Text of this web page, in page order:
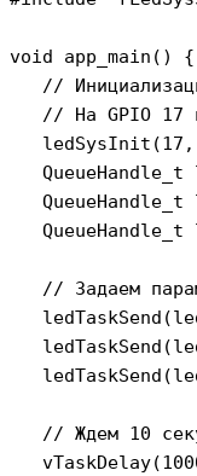
void app_main() {
//
// На GPIO 17
QueueHandle_t
QueueHandle_t
QueueHandle_t
// Задаем
// Ждем 10